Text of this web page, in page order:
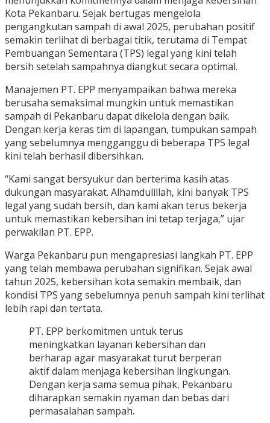
Kota Pekanbaru. Sejak bertugas mengelola
pengangkutan sampah di awal 2025, perubahan positif
semakin terlihat di berbagai titik, terutama di Tempat
Pembuangan Sementara (TPS) legal yang kini telah
bersih setelah sampahnya diangkut secara optimal.
Manajemen PT. EPP menyampaikan bahwa mereka
berusaha semaksimal mungkin untuk memastikan
sampah di Pekanbaru dapat dikelola dengan baik.
Dengan kerja keras tim di lapangan, tumpukan sampah
yang sebelumnya mengganggu di beberapa TPS legal
kini telah berhasil dibersihkan.
“Kami sangat bersyukur dan berterima kasih atas
dukungan masyarakat. Alhamdulillah, kini banyak TPS
legal yang sudah bersih, dan kami akan terus bekerja
untuk memastikan kebersihan ini tetap terjaga,” ujar
perwakilan PT. EPP.
Warga Pekanbaru pun mengapresiasi langkah PT. EPP
yang telah membawa perubahan signifikan. Sejak awal
tahun 2025, kebersihan kota semakin membaik, dan
kondisi TPS yang sebelumnya penuh sampah kini terlihat
lebih rapi dan tertata.
PT. EPP berkomitmen untuk terus
meningkatkan layanan kebersihan dan
berharap agar masyarakat turut berperan
aktif dalam menjaga kebersihan lingkungan.
Dengan kerja sama semua pihak, Pekanbaru
diharapkan semakin nyaman dan bebas dari
permasalahan sampah.